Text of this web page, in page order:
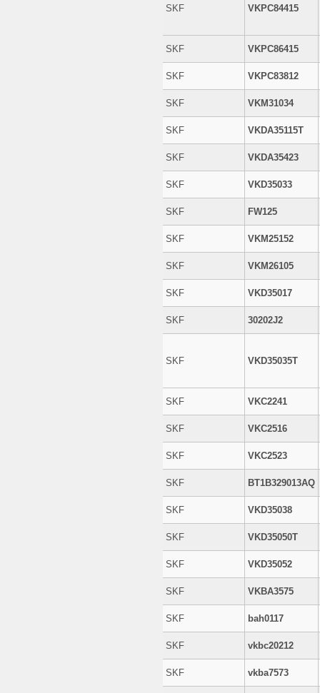
SKF VKPC84415
SKF VKPC86415
SKF VKPC83812
SKF VKM31034
SKF VKDA35115T
SKF VKDA35423
SKF VKD35033
SKF FW125
SKF VKM25152
SKF VKM26105
SKF VKD35017
SKF 30202J2
SKF VKD35035T
SKF VKC2241
SKF VKC2516
SKF VKC2523
SKF BT1B329013AQ
SKF VKD35038
SKF VKD35050T
SKF VKD35052
SKF VKBA3575
SKF bah0117
SKF vkbc20212
SKF vkba7573